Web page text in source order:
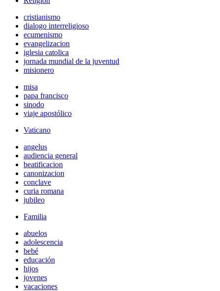
cristianismo
dialogo interreligioso
ecumenismo
evangelizacion
iglesia catolica
jornada mundial de la juventud
misionero
misa
papa francisco
sinodo
viaje apostólico
Vaticano
angelus
audiencia general
beatificacion
canonizacion
conclave
curia romana
jubileo
Familia
abuelos
adolescencia
bebé
educación
hijos
jovenes
vacaciones